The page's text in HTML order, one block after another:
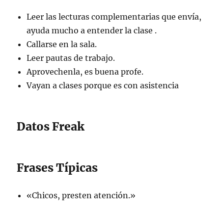
Leer las lecturas complementarias que envía,
ayuda mucho a entender la clase .
Callarse en la sala.
Leer pautas de trabajo.
Aprovechenla, es buena profe.
Vayan a clases porque es con asistencia
Datos Freak
Frases Típicas
«Chicos, presten atención.»